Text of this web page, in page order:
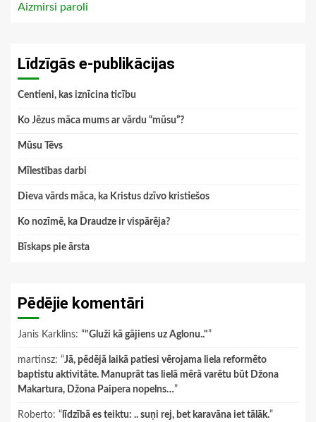
Aizmirsi paroli
Līdzīgās e-publikācijas
Centieni, kas iznīcina ticību
Ko Jēzus māca mums ar vārdu “mūsu”?
Mūsu Tēvs
Mīlestības darbi
Dieva vārds māca, ka Kristus dzīvo kristiešos
Ko nozīmē, ka Draudze ir vispārēja?
Bīskaps pie ārsta
Pēdējie komentāri
Janis Karklins: “"Gluži kā gājiens uz Aglonu.."”
martinsz: “Jā, pēdējā laikā patiesi vērojama liela reformēto
baptistu aktivitāte. Manuprāt tas lielā mērā varētu būt Džona
Makartura, Džona Paipera nopelns…”
Roberto: “ līdzībā es teiktu: .. suņi rej, bet karavāna iet tālāk.”